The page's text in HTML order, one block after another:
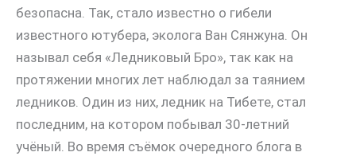
безопасна. Так, стало известно о гибели
известного ютубера, эколога Ван Сянжуна. Он
называл себя «Ледниковый Бро», так как на
протяжении многих лет наблюдал за таянием
ледников. Один из них, ледник на Тибете, стал
последним, на котором побывал 30-летний
учёный. Во время съёмок очередного блога в